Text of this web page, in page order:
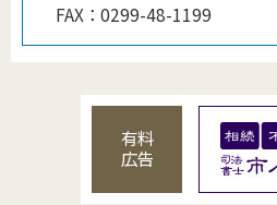
FAX： 0299-48-1199
有料
広告